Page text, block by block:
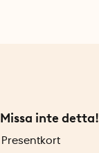
Missa inte detta!
Presentkort